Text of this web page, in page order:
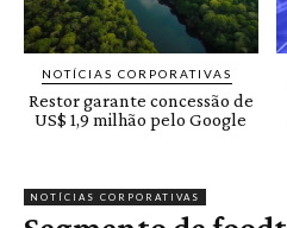
NOTÍCIAS CORPORATIVAS
Restor garante concessão de
US$ 1,9 milhão pelo Google